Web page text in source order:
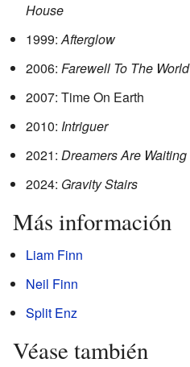
House
1999:Afterglow
2006: Farewell To The World
2007: Time On Earth
2010: Intriguer
2021: Dreamers Are Waiting
2024: Gravity Stairs
Más información
Liam Finn
Neil Finn
Split Enz
Véase también